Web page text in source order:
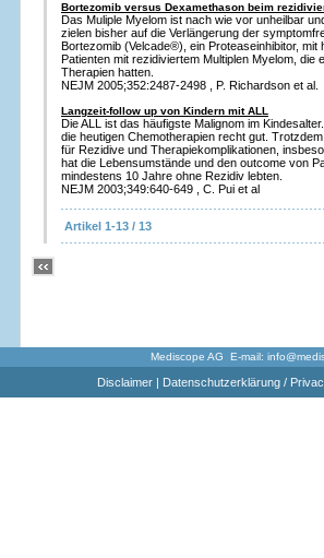
Bortezomib versus Dexamethason beim
Das Muliple Myelom ist nach wie vor unheilbar
zielen bisher auf die Verlängerung der
Bortezomib (Velcade®), ein Proteaseinhibitor,
Patienten mit rezidiviertem Multiplen Myelom, die
Therapien hatten.
NEJM 2005;352:2487-2498 , P. Richardson et al.
Langzeit-follow up von Kindern mit ALL
Die ALL ist das häufigste Malignom im
die heutigen Chemotherapien recht gut.
für Rezidive und Therapiekomplikationen,
hat die Lebensumstände und den outcome von
mindestens 10 Jahre ohne Rezidiv lebten.
NEJM 2003;349:640-649 , C. Pui et al
Artikel 1-13 / 13
Mediscope AG E-mail:
Disclaimer| Datenschutzerklärung /